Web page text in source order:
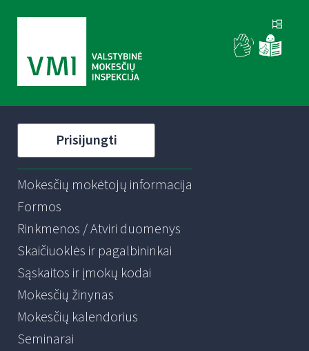
Prisijungti
Mokesčių mokėtojų informacija
Formos
Rinkmenos / Atviri duomenys
Skaičiuoklės ir pagalbininkai
Sąskaitos ir įmokų kodai
Mokesčių žinynas
Mokesčių kalendorius
Seminarai